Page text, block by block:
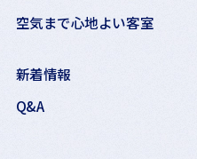
空気まで心地よい客室
新着情報
Q&A